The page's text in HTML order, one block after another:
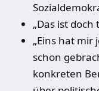
„Das ist
„Eins hat mir
schon
konkreten